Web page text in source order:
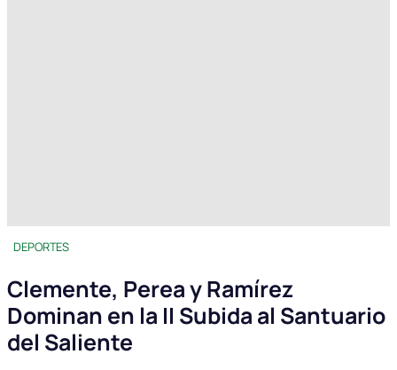
DEPORTES
Clemente, Perea y Ramírez
Dominan en la II Subida al Santuario
del Saliente